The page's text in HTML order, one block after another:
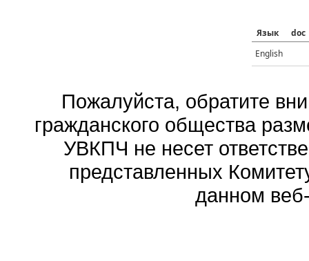
Язык
doc
English
Пожалуйста, обратите
гражданского общества
УВКПЧ не несет
представленных
данном